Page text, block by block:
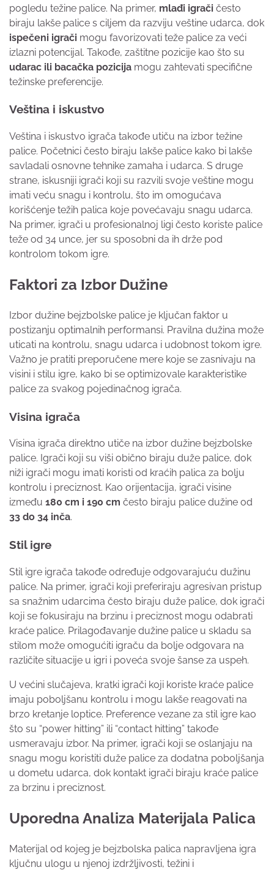
pogledu težine palice. Na primer, mlađi igrači često
biraju lakše palice s ciljem da razviju veštine udarca, dok
ispečeni igrači mogu favorizovati teže palice za veći
izlazni potencijal. Takođe, zaštitne pozicije kao što su
udarac ili bacačka pozicija mogu zahtevati specifične
težinske preferencije.
Veština i iskustvo
Veština i iskustvo igrača takođe utiču na izbor težine
palice. Početnici često biraju lakše palice kako bi lakše
savladali osnovne tehnike zamaha i udarca. S druge
strane, iskusniji igrači koji su razvili svoje veštine mogu
imati veću snagu i kontrolu, što im omogućava
korišćenje težih palica koje povećavaju snagu udarca.
Na primer, igrači u profesionalnoj ligi često koriste palice
teže od 34 unce, jer su sposobni da ih drže pod
kontrolom tokom igre.
Faktori za Izbor Dužine
Izbor dužine bejzbolske palice je ključan faktor u
postizanju optimalnih performansi. Pravilna dužina može
uticati na kontrolu, snagu udarca i udobnost tokom igre.
Važno je pratiti preporučene mere koje se zasnivaju na
visini i stilu igre, kako bi se optimizovale karakteristike
palice za svakog pojedinačnog igrača.
Visina igrača
Visina igrača direktno utiče na izbor dužine bejzbolske
palice. Igrači koji su viši obično biraju duže palice, dok
niži igrači mogu imati koristi od kraćih palica za bolju
kontrolu i preciznost. Kao orijentacija, igrači visine
između 180 cm i 190 cm često biraju palice dužine od
33 do 34 inča.
Stil igre
Stil igre igrača takođe određuje odgovarajuću dužinu
palice. Na primer, igrači koji preferiraju agresivan pristup
sa snažnim udarcima često biraju duže palice, dok igrači
koji se fokusiraju na brzinu i preciznost mogu odabrati
kraće palice. Prilagođavanje dužine palice u skladu sa
stilom može omogućiti igraču da bolje odgovara na
različite situacije u igri i poveća svoje šanse za uspeh.
U većini slučajeva, kratki igrači koji koriste kraće palice
imaju poboljšanu kontrolu i mogu lakše reagovati na
brzo kretanje loptice. Preference vezane za stil igre kao
što su “power hitting” ili “contact hitting” takođe
usmeravaju izbor. Na primer, igrači koji se oslanjaju na
snagu mogu koristiti duže palice za dodatna poboljšanja
u dometu udarca, dok kontakt igrači biraju kraće palice
za brzinu i preciznost.
Uporedna Analiza Materijala Palica
Materijal od kojeg je bejzbolska palica napravljena igra
ključnu ulogu u njenoj izdržljivosti, težini i